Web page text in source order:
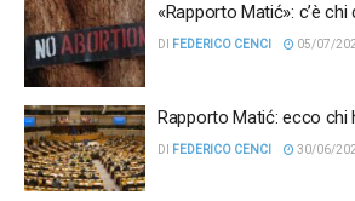
«Rapporto Matić»: c’è chi
DI FEDERICO CENCI 05/07/
Rapporto Matić: ecco
DI FEDERICO CENCI 30/06/